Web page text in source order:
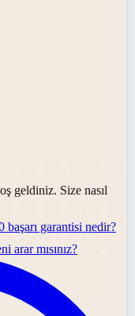
geldiniz. Size nasıl
başarı garantisi nedir?
arar mısınız?